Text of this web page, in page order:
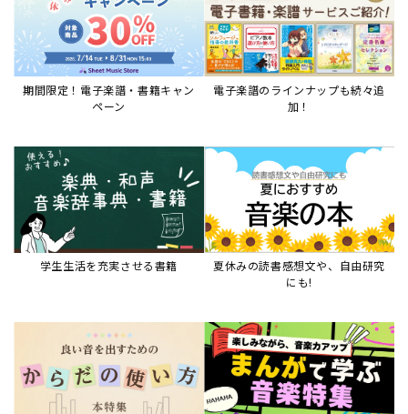
期間限定！電子楽譜・書籍キャン
ペーン
電子楽譜のラインナップも続々追
加！
学生生活を充実させる書籍
夏休みの読書感想文や、自由研究
にも!